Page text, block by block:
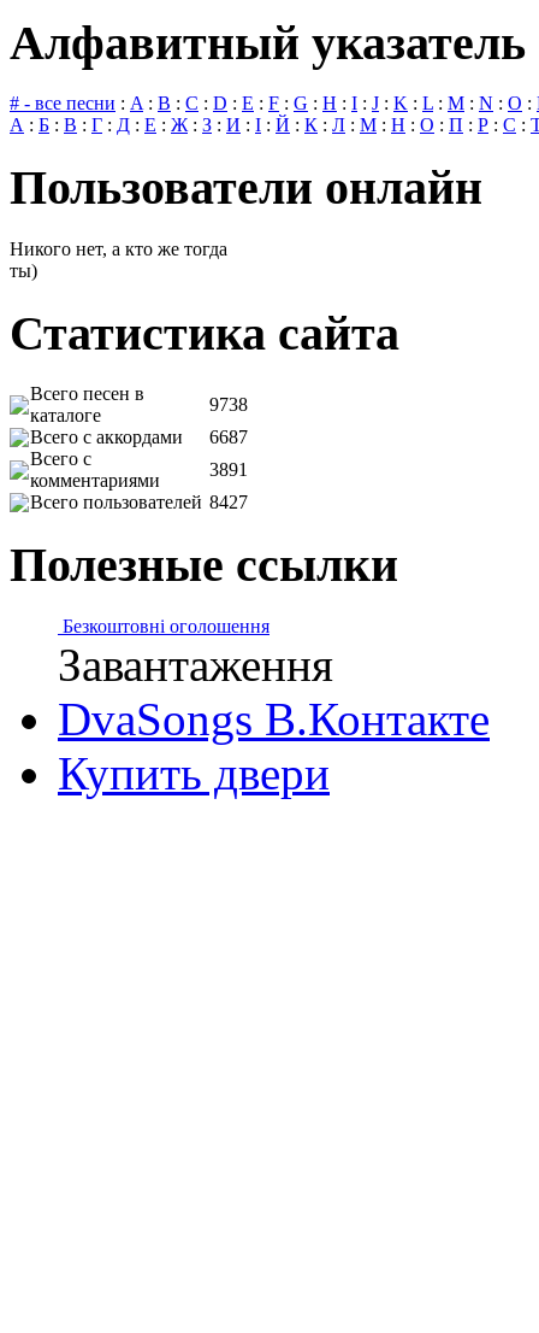
Алфавитный указатель
# - все песни : A: B : C : D : E : F : G : H : I : J : K : L : M : N : O :
А : Б : В : Г : Д : Е : Ж: З : И : І : Й : К : Л : М : Н : О : П : Р : С :
Пользователи онлайн
Никого нет, а кто же тогда
ты)
Статистика сайта
Всего песен в
каталоге
9738
Всего с аккордами
6687
Всего с
комментариями
3891
Всего пользователей 8427
Полезные ссылки
Безкоштовні оголошення
Завантаження
DvaSongs В.Контакте
Купить двери